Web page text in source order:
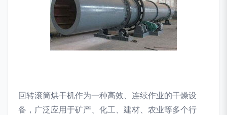
回转滚筒烘干机作为一种高效、连续作业的干燥设
备，广泛应用于矿产、化工、建材、农业等多个行